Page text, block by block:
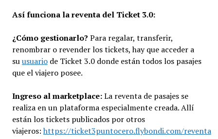
Así funciona la reventa del Ticket 3.0:
¿Cómo gestionarlo? Para regalar, transferir,
renombrar o revender los tickets, hay que acceder a
suusuariode Ticket 3.0 donde están todos los pasajes
que el viajero posee.
Ingreso al marketplace:La reventa de pasajes se
realiza en un plataforma especialmente creada. Allí
están los tickets publicados por otros
viajeros: https://ticket3puntocero.flybondi.com/reventa